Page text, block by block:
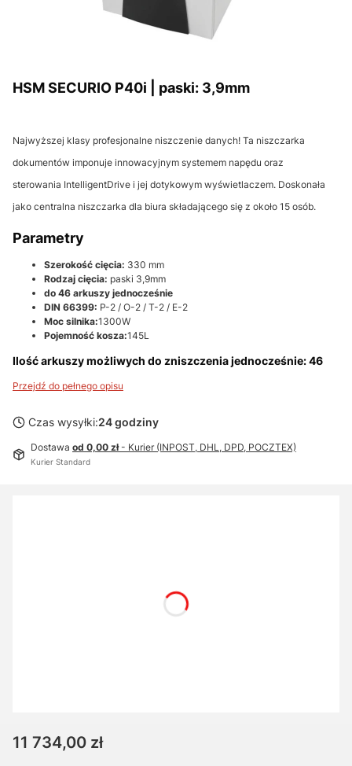
HSM SECURIO P40i | paski: 3,9mm
Najwyższej klasy profesjonalne niszczenie danych! Ta niszczarka
dokumentów imponuje innowacyjnym systemem napędu oraz
sterowania IntelligentDrive i jej dotykowym wyświetlaczem. Doskonała
jako centralna niszczarka dla biura składającego się z około 15 osób.
Parametry
Szerokość cięcia: 330 mm
Rodzaj cięcia: paski 3,9mm
do 46 arkuszy jednocześnie
DIN 66399: P-2 / O-2 / T-2 / E-2
Moc silnika:1300W
Pojemność kosza:145L
Ilość arkuszy możliwych do zniszczenia jednocześnie: 46
Przejdź do pełnego opisu
Czas wysyłki:24 godziny
Dostawa od 0,00 zł- Kurier (INPOST, DHL, DPD, POCZTEX)
Kurier Standard
Z płynem czyszcząco-konserwującym
Cena
11 734,00 zł